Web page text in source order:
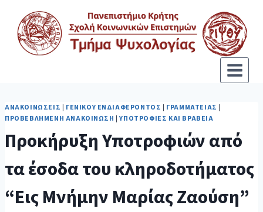
ΑΝΑΚΟΙΝΏΣΕΙΣ | ΓΕΝΙΚΟΎ ΕΝΔΙΑΦΈΡΟΝΤΟΣ | ΓΡΑΜΜΑΤΕΊΑΣ |
ΠΡΟΒΕΒΛΗΜΈΝΗ ΑΝΑΚΟΊΝΩΣΗ |ΥΠΟΤΡΟΦΊΕΣ ΚΑΙ ΒΡΑΒΕΊΑ
Προκήρυξη Υποτροφιών από
τα έσοδα του κληροδοτήματος
“Εις Μνήμην Μαρίας Ζαούση”